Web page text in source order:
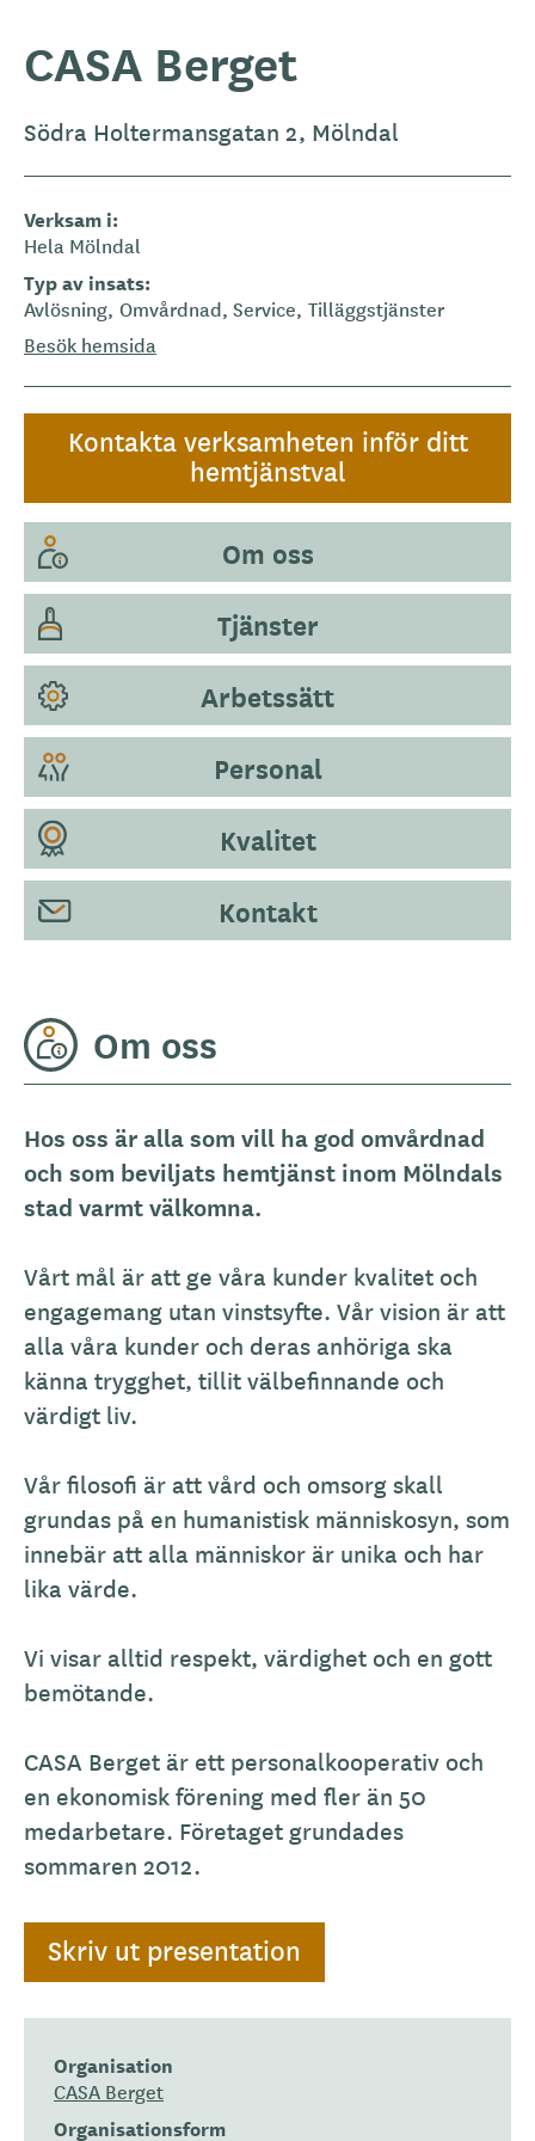
CASA Berget
Södra Holtermansgatan 2, Mölndal
Verksam i
Hela Mölndal
Typ av insats
Avlösning Omvårdnad Service Tilläggstjänster
Besök hemsida
Kontakta verksamheten inför ditt
hemtjänstval
Om oss
Tjänster
Arbetssätt
Personal
Kvalitet
Kontakt
Om oss
Hos oss är alla som vill ha god omvårdnad
och som beviljats hemtjänst inom Mölndals
stad varmt välkomna.
Vårt mål är att ge våra kunder kvalitet och
engagemang utan vinstsyfte. Vår vision är att
alla våra kunder och deras anhöriga ska
känna trygghet, tillit välbefinnande och
värdigt liv.
Vår filosofi är att vård och omsorg skall
grundas på en humanistisk människosyn, som
innebär att alla människor är unika och har
lika värde.
Vi visar alltid respekt, värdighet och en gott
bemötande.
CASA Berget är ett personalkooperativ och
en ekonomisk förening med fler än 50
medarbetare. Företaget grundades
sommaren 2012.
Skriv ut presentation
Organisation
CASA Berget
Organisationsform